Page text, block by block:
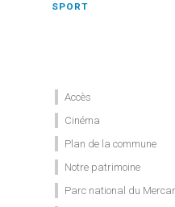
SPORT
Accès
Cinéma
Plan de la commune
Notre patrimoine
Parc national du